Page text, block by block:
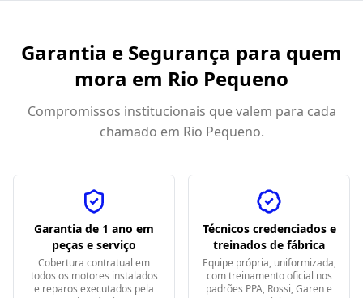
Garantia e Segurança para quem
mora em Rio Pequeno
Compromissos institucionais que valem para cada
chamado em Rio Pequeno.
Garantia de 1 ano em
peças e serviço
Cobertura contratual em
todos os motores instalados
e reparos executados pela
Técnicos credenciados e
treinados de fábrica
Equipe própria, uniformizada,
com treinamento oficial nos
padrões PPA, Rossi, Garen e